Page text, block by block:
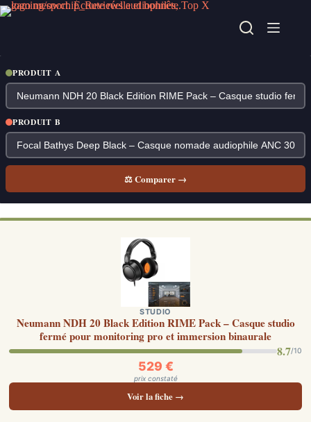
Passer
au
PRODUIT A
PRODUIT B
⚖ Comparer →
STUDIO
Neumann NDH 20 Black Edition RIME Pack – Casque studio
fermé pour monitoring pro et immersion binaurale
8.7/10
529 €
prix constaté
Voir la fiche →